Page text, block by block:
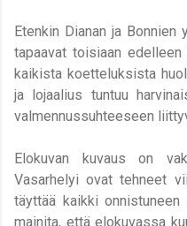
Etenkin Dianan ja
tapaavat toisiaan
kaikista koetteluksista
ja lojaalius tuntuu
valmennussuhteeseen
Elokuvan kuvaus on
Vasarhelyi ovat tehneet
täyttää kaikki onnistuneen
mainita, että elokuvassa